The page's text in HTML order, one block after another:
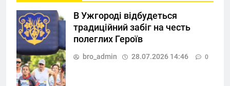
В Ужгороді відбудеться
традиційний забіг на честь
полеглих Героїв
bro_admin 28.07.2026 14:46 0